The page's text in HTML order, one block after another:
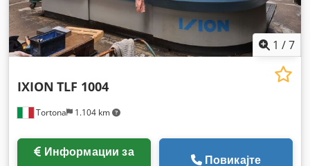
1 /7
Tortona 1.104 km
IXION TLF 1004
Повикајте